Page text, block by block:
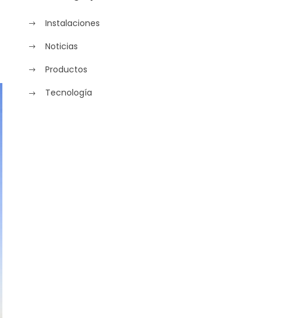
Instalaciones
Noticias
Productos
Tecnología